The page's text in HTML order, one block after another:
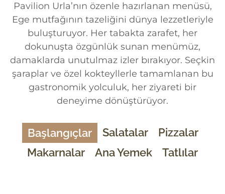
Pavilion Urla’nın özenle hazırlanan menüsü,
Ege mutfağının tazeliğini dünya lezzetleriyle
buluşturuyor. Her tabakta zarafet, her
dokunuşta özgünlük sunan menümüz,
damaklarda unutulmaz izler bırakıyor. Seçkin
şaraplar ve özel kokteyllerle tamamlanan bu
gastronomik yolculuk, her ziyareti bir
deneyime dönüştürüyor.
Başlangıçlar Salatalar
Pizzalar
Makarnalar
Ana Yemek Tatlılar